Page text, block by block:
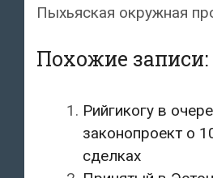
Пыхьяская окружная
Похожие записи:
Рийгикогу в
законопроект о
сделках